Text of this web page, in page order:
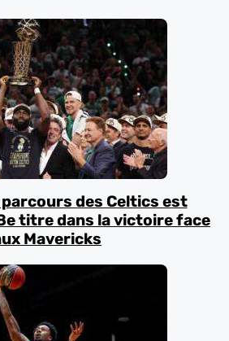
parcours des Celtics est
titre dans la victoire face
Mavericks